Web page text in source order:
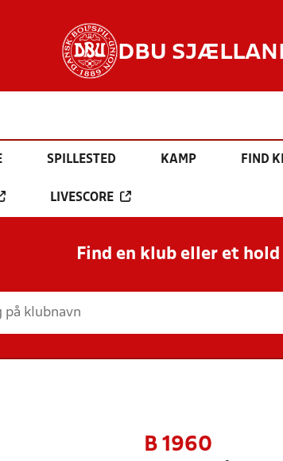
DBU
SPILLESTED KAMP FIND
LIVESCORE
Find en klub eller et hold
B 1960